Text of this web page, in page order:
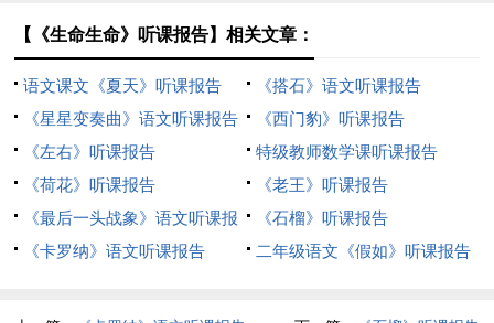
【《生命生命》听课报告】相关文章：
语文课文《夏天》听课报告
《搭石》语文听课报告
《星星变奏曲》语文听课报告
《西门豹》听课报告
《左右》听课报告
特级教师数学课听课报告
《荷花》听课报告
《老王》听课报告
《最后一头战象》语文听课报
告
《石榴》听课报告
《卡罗纳》语文听课报告
二年级语文《假如》听课报告